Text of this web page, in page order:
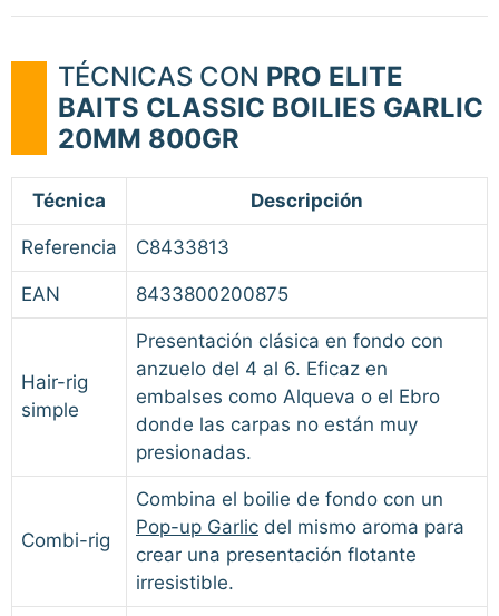
TÉCNICAS CON PRO ELITE
BAITS CLASSIC BOILIES GARLIC
20MM 800GR
Referencia C8433813
EAN 8433800200875
Técnica Descripción
Hair-rig
simple
Presentación clásica en fondo con
anzuelo del 4 al 6. Eficaz en
embalses como Alqueva o el Ebro
donde las carpas no están muy
presionadas.
Combi-rig
Combina el boilie de fondo con un
Pop-up Garlic del mismo aroma para
crear una presentación flotante
irresistible.